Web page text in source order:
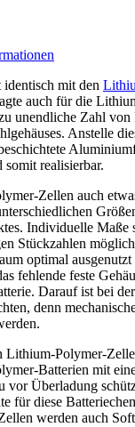
mit den
auch für die
unendliche Zahl
Anstelle
somit realisierbar.
Zellen auch
Individuelle Maße
Stückzahlen
optimal
fehlende feste
Darauf ist bei
denn
Lithium-Polymer-
Batterien mit
vor Überladung
für diese
werden auch